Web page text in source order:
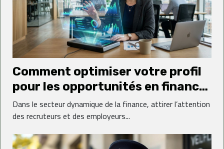
Comment optimiser votre profil
pour les opportunités en finance
?
Dans le secteur dynamique de la finance, attirer l’attention
des recruteurs et des employeurs...